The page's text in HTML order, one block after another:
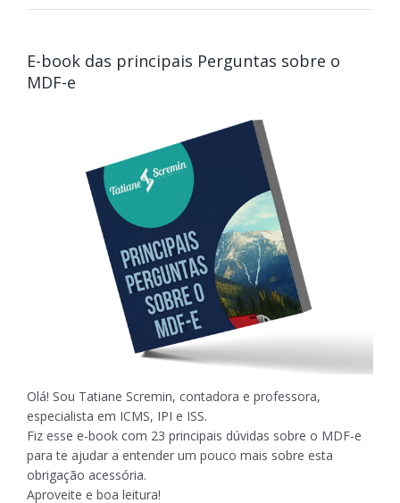
E-book das principais Perguntas sobre o
MDF-e
Olá! Sou Tatiane Scremin, contadora e professora,
especialista em ICMS, IPI e ISS.
Fiz esse e-book com 23 principais dúvidas sobre o MDF-e
para te ajudar a entender um pouco mais sobre esta
obrigação acessória.
Aproveite e boa leitura!